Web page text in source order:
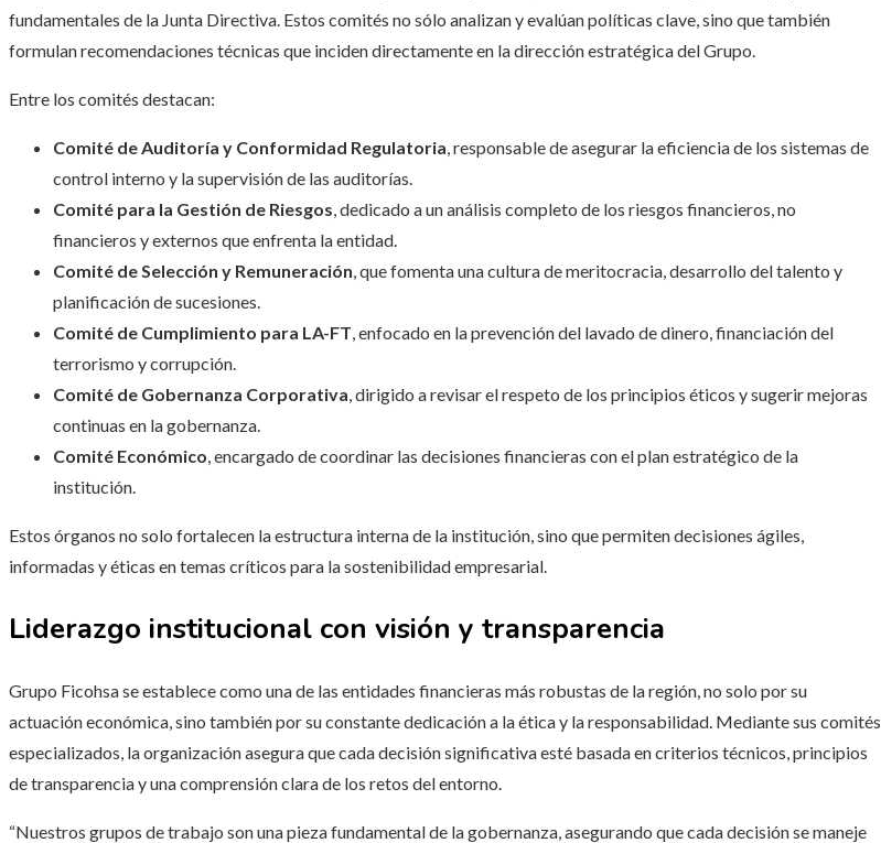
fundamentales de la Junta Directiva. Estos comités no sólo analizan y evalúan políticas clave, sino que también
formulan recomendaciones técnicas que inciden directamente en la dirección estratégica del Grupo.
Entre los comités destacan:
Comité de Auditoría y Conformidad Regulatoria , responsable de asegurar la eficiencia de los sistemas de
control interno y la supervisión de las auditorías.
Comité para la Gestión de Riesgos , dedicado a un análisis completo de los riesgos financieros, no
financieros y externos que enfrenta la entidad.
Comité de Selección y Remuneración , que fomenta una cultura de meritocracia, desarrollo del talento y
planificación de sucesiones.
Comité de Cumplimiento para LA-FT , enfocado en la prevención del lavado de dinero, financiación del
terrorismo y corrupción.
Comité de Gobernanza Corporativa , dirigido a revisar el respeto de los principios éticos y sugerir mejoras
continuas en la gobernanza.
Comité Económico , encargado de coordinar las decisiones financieras con el plan estratégico de la
institución.
Estos órganos no solo fortalecen la estructura interna de la institución, sino que permiten decisiones ágiles,
informadas y éticas en temas críticos para la sostenibilidad empresarial.
Liderazgo institucional con visión y transparencia
Grupo Ficohsa se establece como una de las entidades financieras más robustas de la región, no solo por su
actuación económica, sino también por su constante dedicación a la ética y la responsabilidad. Mediante sus comités
especializados, la organización asegura que cada decisión significativa esté basada en criterios técnicos, principios
de transparencia y una comprensión clara de los retos del entorno.
“Nuestros grupos de trabajo son una pieza fundamental de la gobernanza, asegurando que cada decisión se maneje